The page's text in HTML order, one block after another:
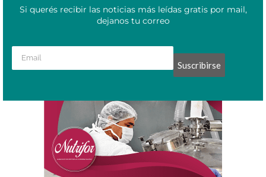
Si querés recibir las noticias más leídas gratis por mail,
dejanos tu correo
Suscribirse